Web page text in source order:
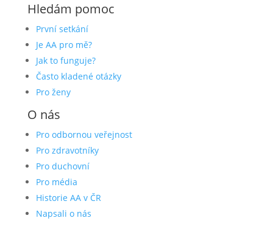
Hledám pomoc
První setkání
Je AA pro mě?
Jak to funguje?
Často kladené otázky
Pro ženy
O nás
Pro odbornou veřejnost
Pro zdravotníky
Pro duchovní
Pro média
Historie AA v ČR
Napsali o nás